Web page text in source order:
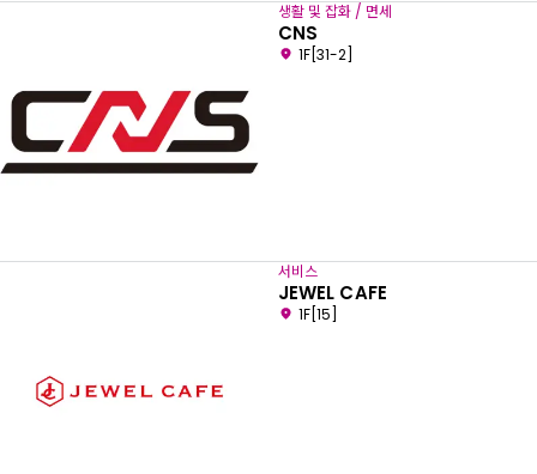
생활 및 잡화 / 면세
CNS
1F[31-2]
서비스
JEWEL CAFE
1F[15]